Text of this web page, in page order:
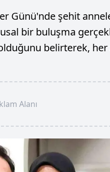
Günü'nde şehit
bir buluşma
belirterek, her
Alanı